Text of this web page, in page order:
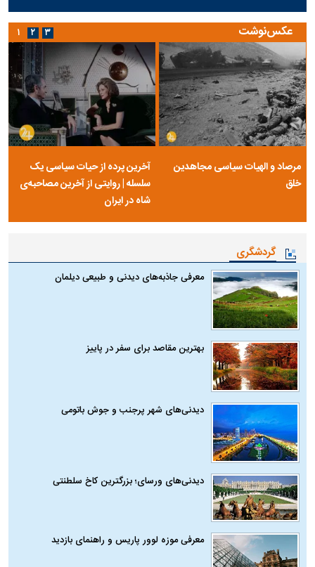
عکس‌نوشت
مرصاد و الهیات سیاسی مجاهدین
خلق
آخرین پرده از حیات سیاسی یک
سلسله | روایتی از آخرین مصاحبه‌ی
شاه در ایران
۱ ۲ ۳
گردشگری
معرفی جاذبه‌های دیدنی و طبیعی دیلمان
بهترین مقاصد برای سفر در پاییز
دیدنی‌های شهر پرجنب و جوش باتومی
دیدنی‌های ورسای؛ بزرگترین کاخ سلطنتی
معرفی موزه لوور پاریس و راهنمای بازدید